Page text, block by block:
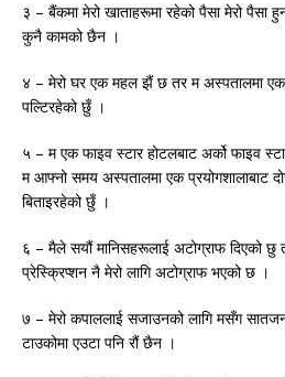
३ – बैंकमा मेरो खाताहरूमा रहेको पैसा मेरो पैसा
कुनै कामको छैन ।
४ – मेरो घर एक महल झैं छ तर म अस्पतालमा एक
पल्टिरहेको छुँ ।
५ – म एक फाइव स्टार होटलबाट अर्को फाइव
म आफ्नो समय अस्पतालमा एक प्रयोगशालाबाट
बिताइरहेको छुँ ।
६ – मैले सयौं मानिसहरूलाई अटोग्राफ दिएको
प्रेस्क्रिप्शन नै मेरो लागि अटोग्राफ भएको छ ।
७ – मेरो कपाललाई सजाउनको लागि मसँग
टाउकोमा एउटा पनि रौं छैन ।